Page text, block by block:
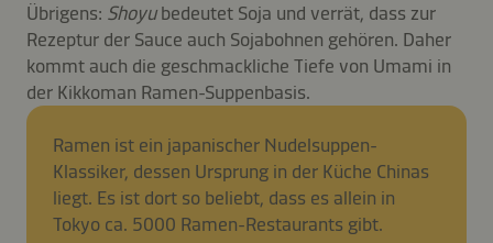
Übrigens: Shoyubedeutet Soja und verrät, dass zur
Rezeptur der Sauce auch Sojabohnen gehören. Daher
kommt auch die geschmackliche Tiefe von Umami in
der Kikkoman Ramen-Suppenbasis.
Ramen ist ein japanischer Nudelsuppen-
Klassiker, dessen Ursprung in der Küche Chinas
liegt. Es ist dort so beliebt, dass es allein in
Tokyo ca. 5000 Ramen-Restaurants gibt.